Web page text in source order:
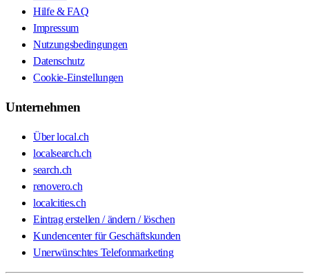
Hilfe & FAQ
Impressum
Nutzungsbedingungen
Datenschutz
Cookie-Einstellungen
Unternehmen
Über local.ch
localsearch.ch
search.ch
renovero.ch
localcities.ch
Eintrag erstellen / ändern / löschen
Kundencenter für Geschäftskunden
Unerwünschtes Telefonmarketing